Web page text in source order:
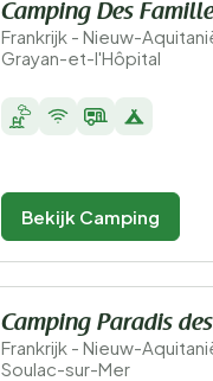
Camping Des
Frankrijk - Nieuw-
Grayan-et-l'Hôpital
Bekijk Camping
Camping Paradis
Frankrijk - Nieuw-
Soulac-sur-Mer